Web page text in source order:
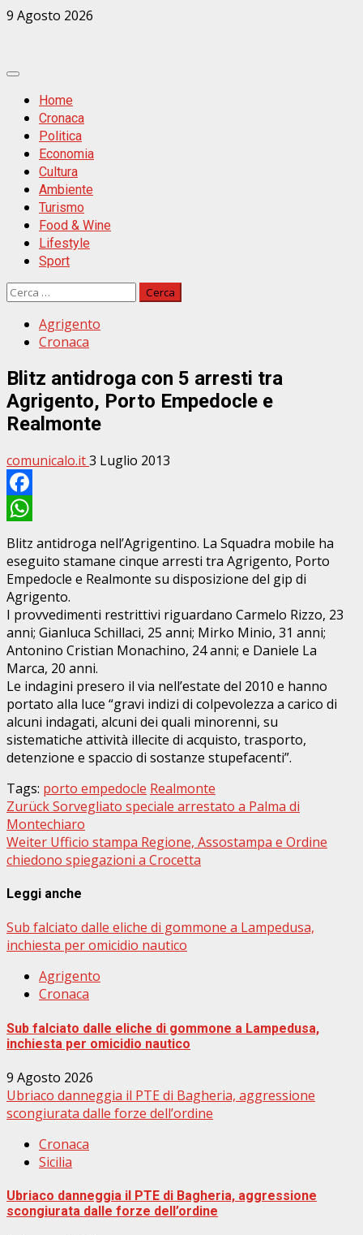
Zum
9 Agosto 2026
Primäres
MenüHome
Cronaca
Politica
Economia
Cultura
Ambiente
Turismo
Food & Wine
Lifestyle
Sport
Ricerca
Agrigento
Cronaca
Blitz antidroga con 5 arresti tra
Agrigento, Porto Empedocle e
Realmonte
comunicalo.it3 Luglio 2013
Facebook
WhatsApp
Blitz antidroga nell’Agrigentino. La Squadra mobile ha
eseguito stamane cinque arresti tra Agrigento, Porto
Empedocle e Realmonte su disposizione del gip di
Agrigento.
I provvedimenti restrittivi riguardano Carmelo Rizzo, 23
anni; Gianluca Schillaci, 25 anni; Mirko Minio, 31 anni;
Antonino Cristian Monachino, 24 anni; e Daniele La
Marca, 20 anni.
Le indagini presero il via nell’estate del 2010 e hanno
portato alla luce “gravi indizi di colpevolezza a carico di
alcuni indagati, alcuni dei quali minorenni, su
sistematiche attività illecite di acquisto, trasporto,
detenzione e spaccio di sostanze stupefacenti”.
Tags: porto empedocle Realmonte
Beitragsnavigation
ZurückSorvegliato speciale arrestato a Palma di
Montechiaro
Weiter Ufficio stampa Regione, Assostampa e Ordine
chiedono spiegazioni a Crocetta
Leggi anche
Sub falciato dalle eliche di gommone a Lampedusa,
inchiesta per omicidio nautico
Agrigento
Cronaca
Sub falciato dalle eliche di gommone a Lampedusa,
inchiesta per omicidio nautico
9 Agosto 2026
Ubriaco danneggia il PTE di Bagheria, aggressione
scongiurata dalle forze dell’ordine
Cronaca
Sicilia
Ubriaco danneggia il PTE di Bagheria, aggressione
scongiurata dalle forze dell’ordine